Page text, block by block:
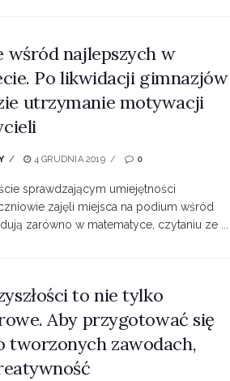
wśród najlepszych w
Po likwidacji gimnazjów
utrzymanie motywacji
4 GRUDNIA 2019 0
sprawdzającym umiejętności
zajęli miejsca na podium wśród
zarówno w matematyce, czytaniu ze ...
to nie tylko
Aby przygotować się
tworzonych zawodach,